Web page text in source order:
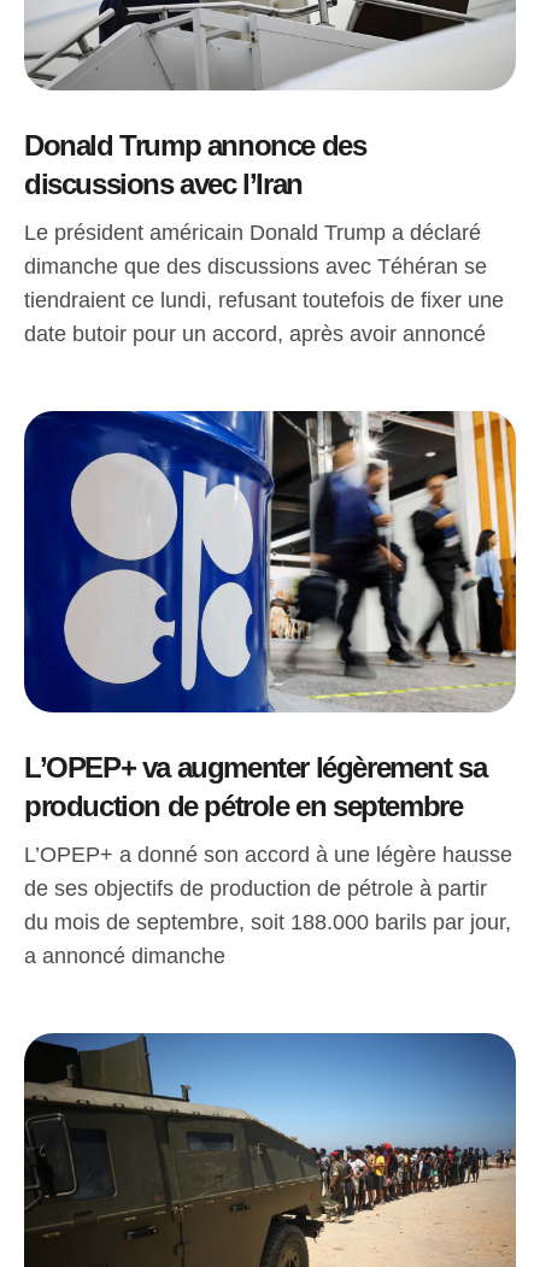
Donald Trump annonce des
discussions avec l’Iran
Le président américain Donald Trump a déclaré
dimanche que des discussions avec Téhéran se
tiendraient ce lundi, refusant toutefois de fixer une
date butoir pour un accord, après avoir annoncé
L’OPEP+ va augmenter légèrement sa
production de pétrole en septembre
L’OPEP+ a donné son accord à une légère hausse
de ses objectifs de production de pétrole à partir
du mois de septembre, soit 188.000 barils par jour,
a annoncé dimanche